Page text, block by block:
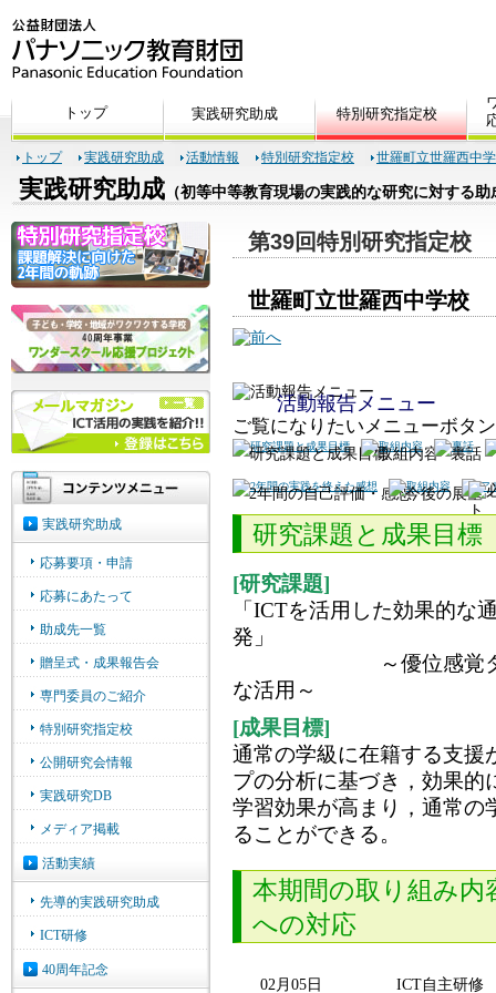
トップ 実践研究助成 活動情報 特別研究指定校 世羅町立世羅西中
実践研究助成 （初等中等教育現場の実践的な研究に対する助
第39回特別研究指定校
世羅町立世羅西中学校
活動報告メニュー
ご覧になりたいメニューボタ
研究課題と成果目標取組内容 裏話
2年間の自己評価・感想今後の展望
ト
研究課題と成果目標
[研究課題]
「ICTを活用した効果的な
発」
～優位感覚タイプ
な活用～
[成果目標]
通常の学級に在籍する支援
プの分析に基づき，効果的
学習効果が高まり，通常の
ることができる。
本期間の取り組み
への対応
02月05日 ICT自主研修